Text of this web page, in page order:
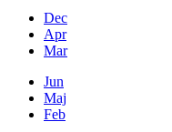
Dec
Apr
Mar
Jun
Maj
Feb